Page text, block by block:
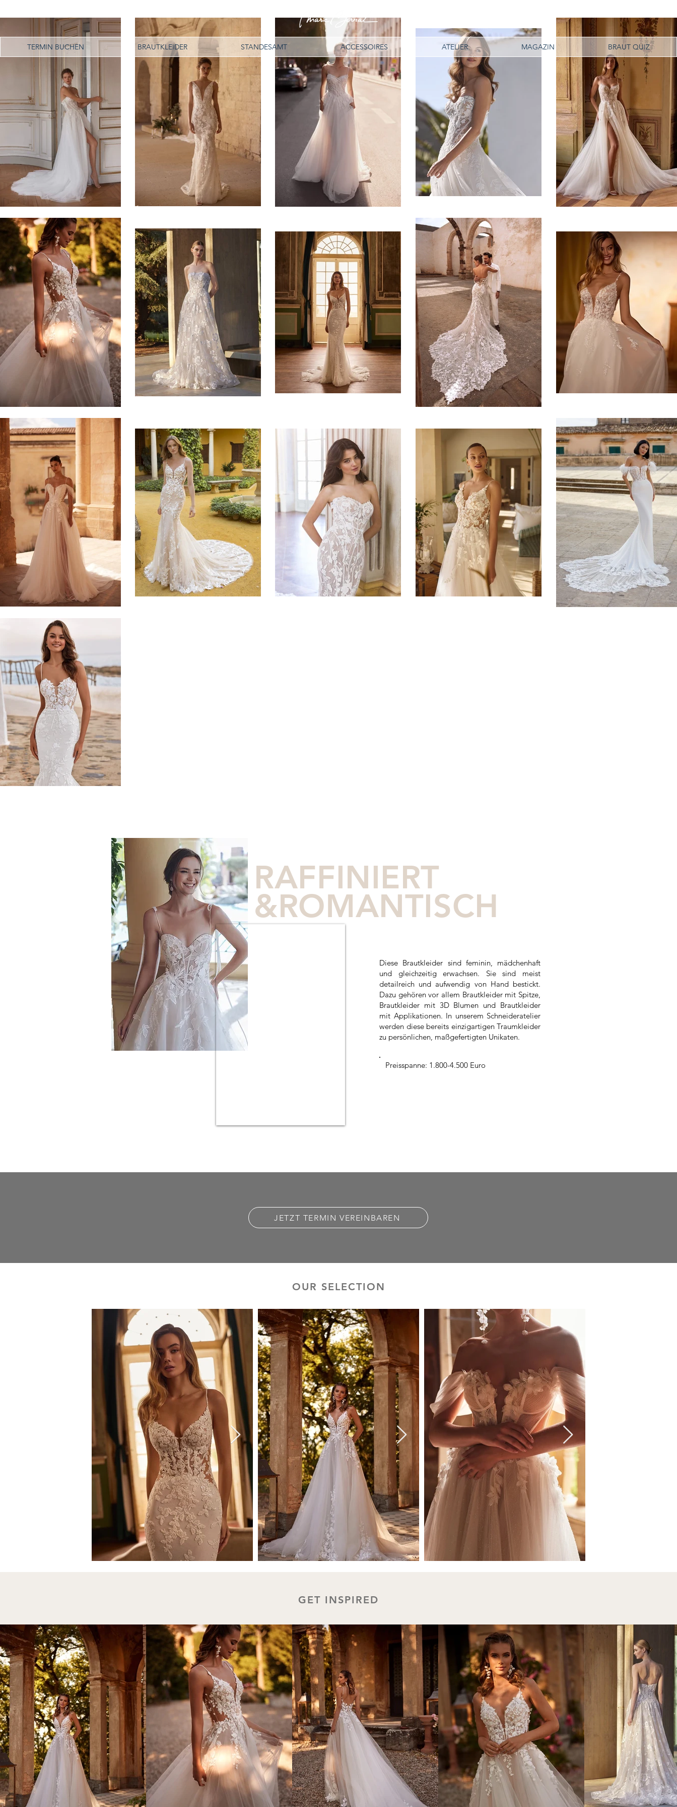
TERMIN BUCHEN BRAUTKLEIDER STANDESAMT ACCESSOIRES ATELIER MAGAZIN BRAUT QUIZ
Diese Brautkleider sind feminin, mädchenhaft
und gleichzeitig erwachsen. Sie sind meist
detailreich und aufwendig von Hand bestickt.
Dazu gehören vor allem Brautkleider mit Spitze,
Brautkleider mit 3D Blumen und Brautkleider
mit Applikationen. In unserem Schneideratelier
werden diese bereits einzigartigen Traumkleider
zu persönlichen, maßgefertigten Unikaten.
RAFFINIERT
&ROMANTISCH
Preisspanne: 1.800-4.500 Euro
JETZT TERMIN VEREINBAREN
OUR SELECTION
GET INSPIRED